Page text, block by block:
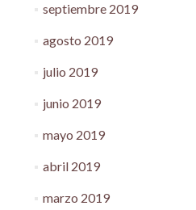
septiembre 2019
agosto 2019
julio 2019
junio 2019
mayo 2019
abril 2019
marzo 2019